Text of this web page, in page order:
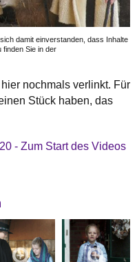
damit einverstanden, dass Inhalte
finden Sie in der
nochmals verlinkt. Für
Stück haben, das
- Zum Start des Videos